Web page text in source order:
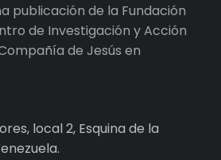
publicación de la Fundación
de Investigación y Acción
de Jesús en
local 2, Esquina de la